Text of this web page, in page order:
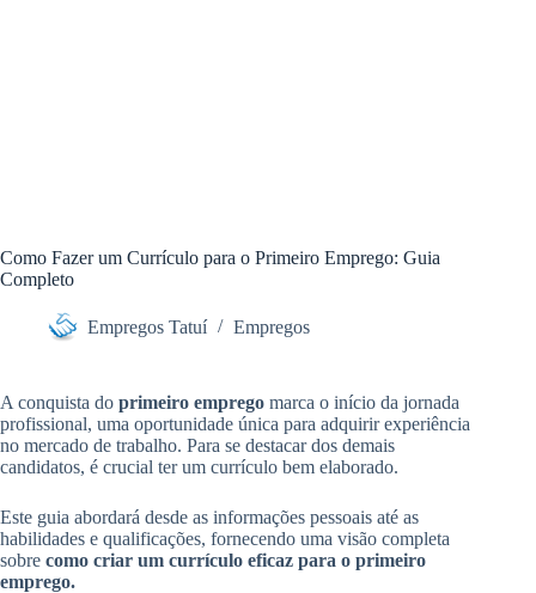
Como Fazer um Currículo para o Primeiro Emprego: Guia
Completo
Empregos Tatuí Empregos
A conquista do primeiro emprego marca o início da jornada
profissional, uma oportunidade única para adquirir experiência
no mercado de trabalho. Para se destacar dos demais
candidatos, é crucial ter um currículo bem elaborado.
Este guia abordará desde as informações pessoais até as
habilidades e qualificações, fornecendo uma visão completa
sobre como criar um currículo eficaz para o primeiro
emprego.